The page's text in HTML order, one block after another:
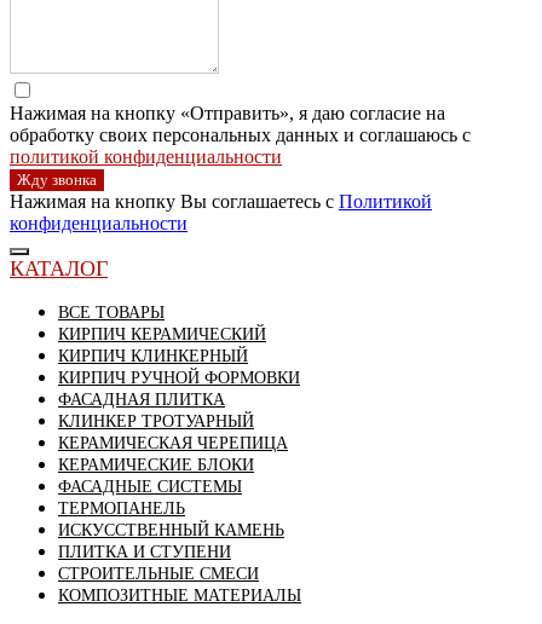
Нажимая на кнопку «Отправить», я даю согласие на
обработку своих персональных данных и соглашаюсь с
политикой конфиденциальности
Жду звонка
Нажимая на кнопку Вы соглашаетесь с Политикой
конфиденциальности
КАТАЛОГ
ВСЕ ТОВАРЫ
КИРПИЧ КЕРАМИЧЕСКИЙ
КИРПИЧ КЛИНКЕРНЫЙ
КИРПИЧ РУЧНОЙ ФОРМОВКИ
ФАСАДНАЯ ПЛИТКА
КЛИНКЕР ТРОТУАРНЫЙ
КЕРАМИЧЕСКАЯ ЧЕРЕПИЦА
КЕРАМИЧЕСКИЕ БЛОКИ
ФАСАДНЫЕ СИСТЕМЫ
ТЕРМОПАНЕЛЬ
ИСКУССТВЕННЫЙ КАМЕНЬ
ПЛИТКА И СТУПЕНИ
СТРОИТЕЛЬНЫЕ СМЕСИ
КОМПОЗИТНЫЕ МАТЕРИАЛЫ